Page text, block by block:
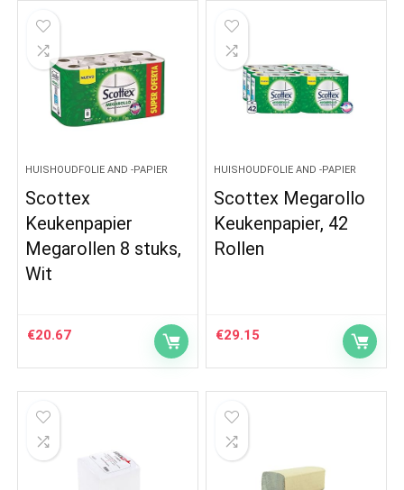
HUISHOUDFOLIE AND -PAPIER
Scottex
Keukenpapier
Megarollen 8 stuks,
Wit
€20.67
HUISHOUDFOLIE AND -PAPIER
Scottex Megarollo
Keukenpapier, 42
Rollen
€29.15